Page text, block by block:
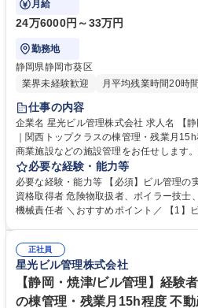
月給
24万6000円～33万円
勤務地
静岡県静岡市葵区
業界未経験歓迎
月平均残業時間20時
仕事の内容
企業名 星光ビル管理株式会社 求人名 【静岡・沼津/ビル管理】経験者歓迎
｜関西トップクラスの棟管理・残業月15h程度 仕事の内容 オフィ
商業施設などの施設管理をお任せします
境維持に努めていただきます。充実した
がら幅広くご活躍いただけるポジションです。 ■建物内の巡回、
チェック ■各種工事に伴う立ち合い業務
テナント工事、点検情報の広報や案内 ■
岡・沼津/ビル管理】経験者歓迎｜関西ト
程度
必要な経験・能力等
必要な経験・能力等 【必須】ビル管理の
資格取得者 危険物取扱者、ボイラー技士
機械責任者 ＼おすすめポイント／ 【1】ビル総合管理職のため、将来的に
リアアップを図ることが可能！ 【2】管
プクラス。さらに日本生命保険相互会社
長くご活躍いただけます。 【3】平均月
両立も可能です。 学歴・資格 学歴：大学院 大学 高専 短大 専修学校 高校
語学力： 資格：危険物取扱者 ボイラー技
正社員
星光ビル管理株式会社
【静岡・焼津/ビル管理】経験
の棟管理・残業月15h程度 不